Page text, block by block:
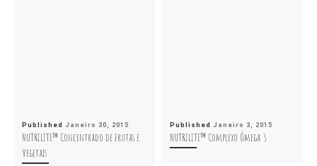
Published Janeiro 30, 2015
NUTRILITE™ Concentrado de Frutas e
Vegetais
Published Janeiro 3, 2015
NUTRILITE™ Complexo Ómega 3